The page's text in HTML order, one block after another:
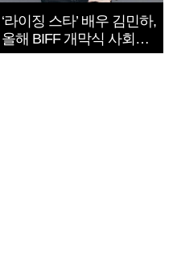
‘라이징 스타’ 배우 김민하,
올해 BIFF 개막식 사회자
확정